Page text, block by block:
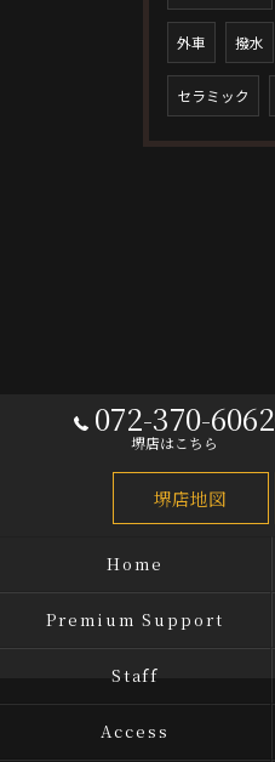
外車 撥水
セラミック
072-370-6062
堺店はこちら
堺店地図
Home
Premium Support
Staff
Access